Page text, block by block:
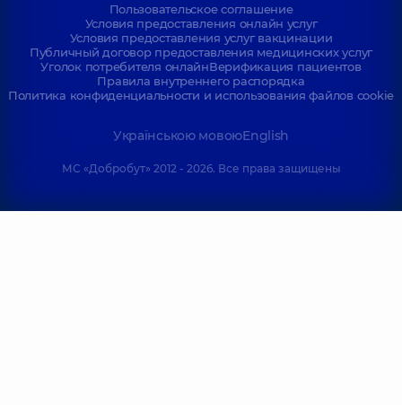
Пользовательское соглашение
Условия предоставления онлайн услуг
Условия предоставления услуг вакцинации
Публичный договор предоставления медицинских услуг
Уголок потребителя онлайнВерификация пациентов
Правила внутреннего распорядка
Политика конфиденциальности и использования файлов cookie
Українською мовоюEnglish
МС «Добробут» 2012 - 2026. Все права защищены